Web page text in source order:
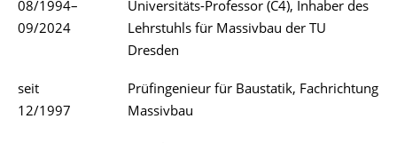
08/1994–
09/2024
Universitäts-Professor (C4), Inhaber des
Lehrstuhls für Massivbau der TU
Dresden
seit
12/1997
Prüfingenieur für Baustatik, Fachrichtung
Massivbau